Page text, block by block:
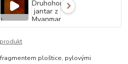
ploštice, pylovými